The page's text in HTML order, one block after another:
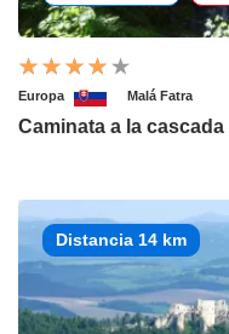
Europa Malá Fatra
Caminata a la
Distancia 14 km